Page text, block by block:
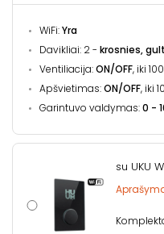
WiFi:Yra
Davikliai: 2 - krosnies,
Ventiliacija:ON/OFF, iki
Apšvietimas:ON/OFF, iki
Garintuvo valdymas:0 -
su UKU